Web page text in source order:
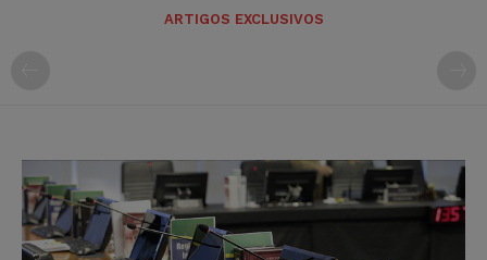
ARTIGOS EXCLUSIVOS